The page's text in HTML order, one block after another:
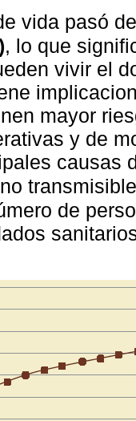
vida pasó
, lo que
vivir el
mayor
y de
causas
de